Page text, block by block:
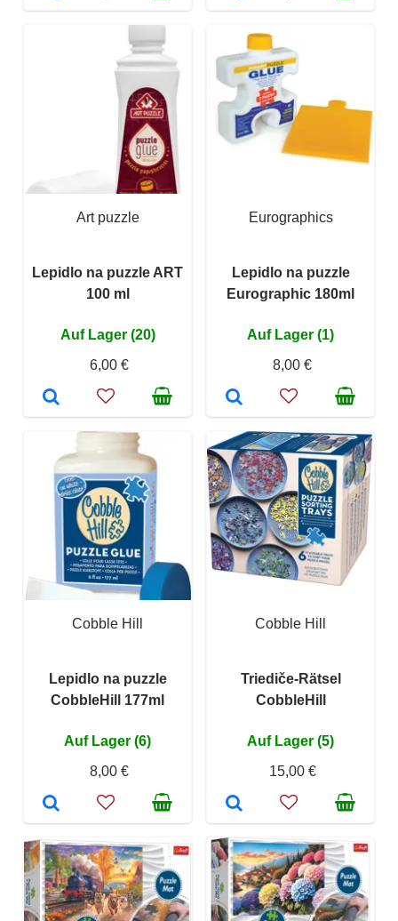
Art puzzle
Lepidlo na puzzle ART
100 ml
Auf Lager (20)
6,00 €
Eurographics
Lepidlo na puzzle
Eurographic 180ml
Auf Lager (1)
8,00 €
Cobble Hill
Lepidlo na puzzle
CobbleHill 177ml
Auf Lager (6)
8,00 €
Cobble Hill
Triediče-Rätsel
CobbleHill
Auf Lager (5)
15,00 €